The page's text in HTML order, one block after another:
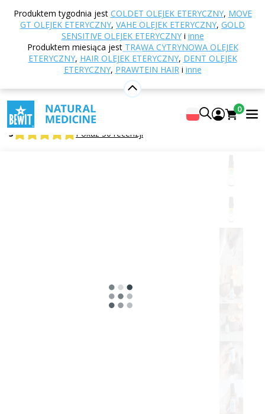
Produktem tygodnia jest COLDET OLEJEK ETERYCZNY, MOVE
GT OLEJEK ETERYCZNY, VAHE OLEJEK ETERYCZNY, GOLD
SENSITIVE OLEJEK ETERYCZNYi inne
Produktem miesiąca jest TRAWA CYTRYNOWA OLEJEK
ETERYCZNY, HAIR OLEJEK ETERYCZNY, DENT OLEJEK
ETERYCZNY, PRAWTEIN HAIRi inne
0
Strona główna
eteryczne
Mieszanki olejków eterycznych
Creativity olejek eteryczny
Creativity olejek eteryczny
W 100% czysta i naturalna mieszanka olejków
eterycznych w jakości CTEO®
5 Pokaż 50 recenzji